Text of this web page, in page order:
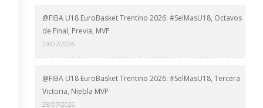
@FIBA U18 EuroBasket Trentino 2026: #SelMasU18, Octavos
de Final, Previa, MVP
29/07/2026
@FIBA U18 EuroBasket Trentino 2026: #SelMasU18, Tercera
Victoria, Niebla MVP
28/07/2026